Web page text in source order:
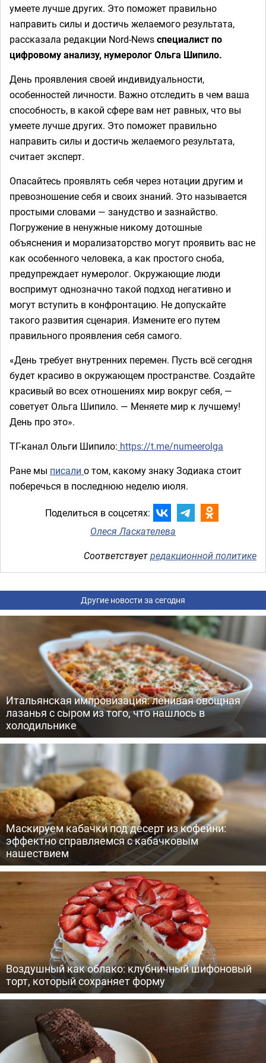
умеете лучше других. Это поможет правильно
направить силы и достичь желаемого результата,
рассказала редакции Nord-Newsспециалист по
цифровому анализу, нумеролог Ольга Шипило.
День проявления своей индивидуальности,
особенностей личности. Важно отследить в чем ваша
способность, в какой сфере вам нет равных, что вы
умеете лучше других. Это поможет правильно
направить силы и достичь желаемого результата,
считает эксперт.
Опасайтесь проявлять себя через нотации другим и
превозношение себя и своих знаний. Это называется
простыми словами — занудство и зазнайство.
Погружение в ненужные никому дотошные
объяснения и морализаторство могут проявить вас не
как особенного человека, а как простого сноба,
предупреждает нумеролог. Окружающие люди
воспримут однозначно такой подход негативно и
могут вступить в конфронтацию. Не допускайте
такого развития сценария. Измените его путем
правильного проявления себя самого.
«День требует внутренних перемен. Пусть всё сегодня
будет красиво в окружающем пространстве. Создайте
красивый во всех отношениях мир вокруг себя, —
советует Ольга Шипило. — Меняете мир к лучшему!
День про это».
ТГ-канал Ольги Шипило: https://t.me/numeerolga
Ране мы писали о том, какому знаку Зодиака стоит
поберечься в последнюю неделю июля.
Поделиться в соцсетях:
Олеся Ласкателева
Соответствуетредакционной политике
Другие новости за сегодня
Итальянская импровизация: ленивая овощная
лазанья с сыром из того, что нашлось в
холодильнике
Маскируем кабачки под десерт из кофейни:
эффектно справляемся с кабачковым
нашествием
Воздушный как облако: клубничный шифоновый
торт, который сохраняет форму